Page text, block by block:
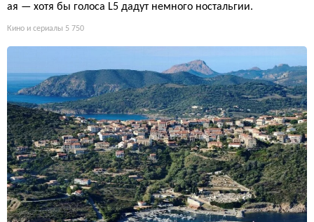
ая — хотя бы голоса L5 дадут немного ностальгии.
Кино и сериалы 5 750